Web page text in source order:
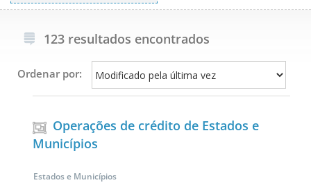
123 resultados encontrados
Ordenar por:
Operações de crédito de Estados e
Municípios
Estados e Municípios